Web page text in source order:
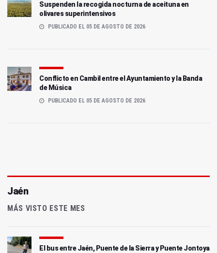
Suspenden la recogida nocturna de aceituna en
olivares superintensivos
PUBLICADO EL 05 DE AGOSTO DE 2026
Conflicto en Cambil entre el Ayuntamiento y la Banda
de Música
PUBLICADO EL 05 DE AGOSTO DE 2026
Jaén
MÁS VISTO ESTE MES
El bus entre Jaén, Puente de la Sierra y Puente Jontoya